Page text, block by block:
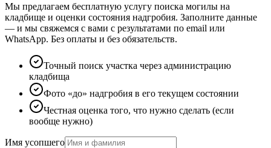
Мы предлагаем бесплатную услугу поиска могилы на
кладбище и оценки состояния надгробия. Заполните данные
— и мы свяжемся с вами с результатами по email или
WhatsApp. Без оплаты и без обязательств.
Точный поиск участка через администрацию
кладбища
Фото «до» надгробия в его текущем состоянии
Честная оценка того, что нужно сделать (если
вообще нужно)
Имя усопшего